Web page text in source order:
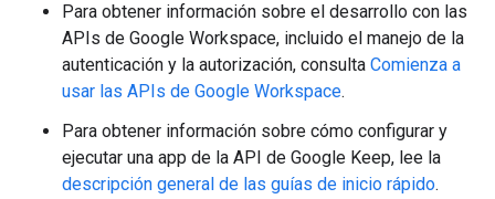
Para obtener información sobre el desarrollo con las
APIs de Google Workspace, incluido el manejo de la
autenticación y la autorización, consulta Comienza a
usar las APIs de Google Workspace.
Para obtener información sobre cómo configurar y
ejecutar una app de la API de Google Keep, lee la
descripción general de las guías de inicio rápido.